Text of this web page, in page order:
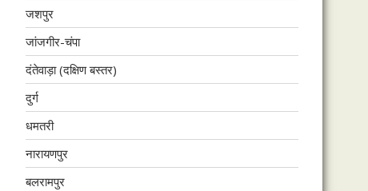
जशपुर
जांजगीर-चंपा
दंतेवाड़ा (दक्षिण बस्तर)
दुर्ग
धमतरी
नारायणपुर
बलरामपुर